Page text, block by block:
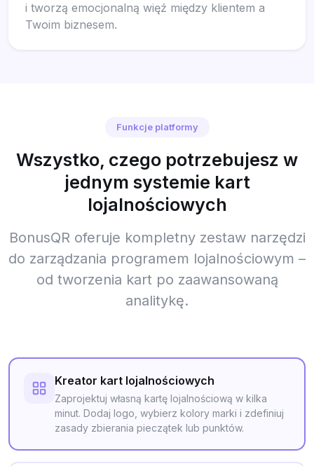
i tworzą emocjonalną więź między klientem a
Twoim biznesem.
Funkcje platformy
Wszystko, czego potrzebujesz w
jednym systemie kart
lojalnościowych
BonusQR oferuje kompletny zestaw narzędzi
do zarządzania programem lojalnościowym –
od tworzenia kart po zaawansowaną
analitykę.
Kreator kart lojalnościowych
Zaprojektuj własną kartę lojalnościową w kilka
minut. Dodaj logo, wybierz kolory marki i zdefiniuj
zasady zbierania pieczątek lub punktów.